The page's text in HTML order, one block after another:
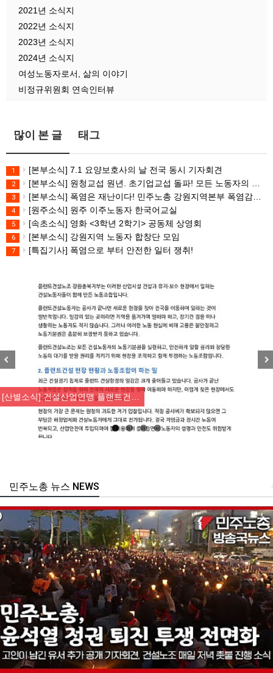
2021년 소식지
2022년 소식지
2023년 소식지
2024년 소식지
여성노동자로서, 삶의 이야기
비정규위원회 연속인터뷰
많이 본 글 태그
1 [본부소식] 7.1 요양보호사의 날 전국 동시 기자회견
2 [본부소식] 원청교섭 원년. 초기업교섭 돌파! 모든 노동자의 노동기본권 쟁취! 민주노총 7.15 총파업대회
3 [본부소식] 폭염은 재난이다! 민주노총 강원지역본부 폭염감시단 선포 기자회견
4 [원주소식] 원주 이주노동자 한국어교실
5 [속초소식] 영화 <3학년 2학기> 공동체 상영회
6 [본부소식] 강원지역 노동자 합창단 모임
7 [특집기사] 폭염으로 부터 안전한 일터 쟁취!
[산별소식] 건설산업연맹 플랜트건…
주노총 뉴스 NEWS